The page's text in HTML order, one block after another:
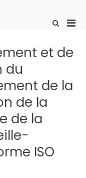
Afficher
de
recherche
et de
du
de la
de la
de la
ISO